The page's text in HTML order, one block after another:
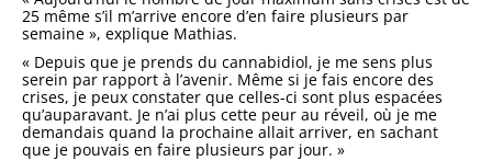
25 même s’il m’arrive encore d’en faire plusieurs par
semaine », explique Mathias.
« Depuis que je prends du cannabidiol, je me sens plus
serein par rapport à l’avenir. Même si je fais encore des
crises, je peux constater que celles-ci sont plus espacées
qu’auparavant. Je n’ai plus cette peur au réveil, où je me
demandais quand la prochaine allait arriver, en sachant
que je pouvais en faire plusieurs par jour. »